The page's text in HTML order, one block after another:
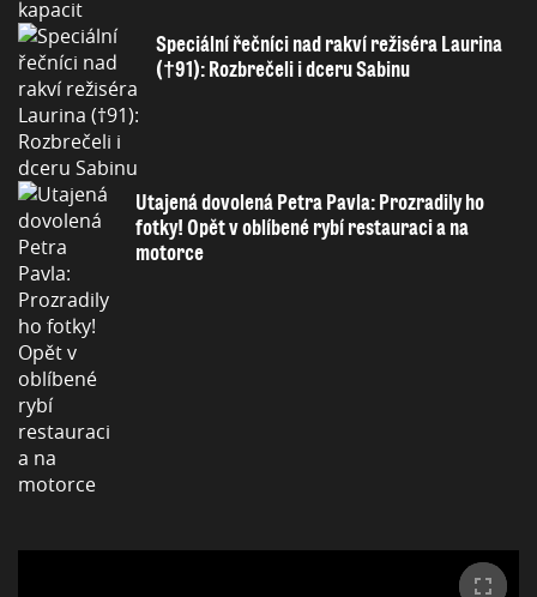
Speciální řečníci nad rakví režiséra Laurina
(†91): Rozbrečeli i dceru Sabinu
Utajená dovolená Petra Pavla: Prozradily ho
fotky! Opět v oblíbené rybí restauraci a na
motorce